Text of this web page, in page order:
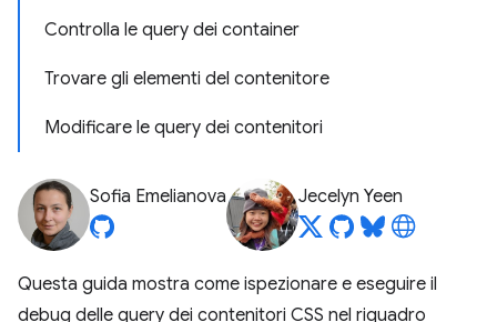
Controlla le query dei container
Trovare gli elementi del contenitore
Modificare le query dei contenitori
Sofia Emelianova Jecelyn Yeen
Questa guida mostra come ispezionare e eseguire il
debug delle query dei contenitori CSS nel riquadro